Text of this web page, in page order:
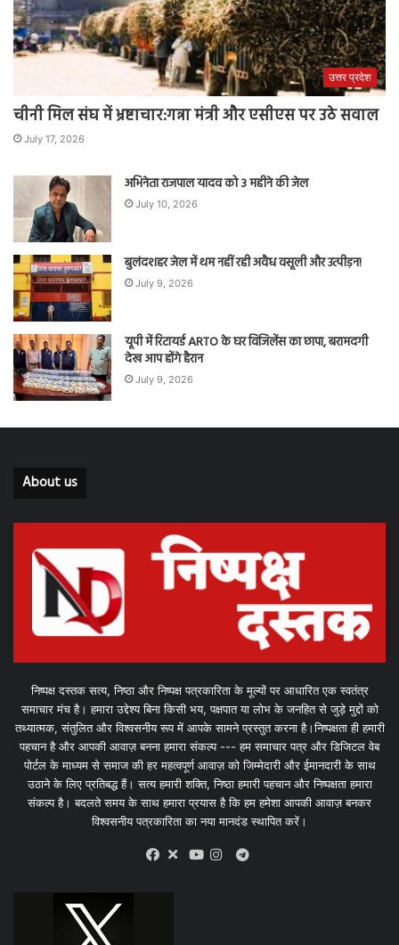
उत्तर प्रदेश
चीनी मिल संघ में भ्रष्टाचार:गन्ना मंत्री और एसीएस पर उठे सवाल
July 17, 2026
अभिनेता राजपाल यादव को 3 महीने की जेल
July 10, 2026
बुलंदशहर जेल में थम नहीं रही अवैध वसूली और उत्पीड़न!
July 9, 2026
यूपी में रिटायर्ड ARTO के घर विजिलेंस का छापा, बरामदगी
देख आप होंगे हैरान
July 9, 2026
About us
निष्पक्ष दस्तक सत्य, निष्ठा और निष्पक्ष पत्रकारिता के मूल्यों पर आधारित एक स्वतंत्र
समाचार मंच है। हमारा उद्देश्य बिना किसी भय, पक्षपात या लोभ के जनहित से जुड़े मुद्दों को
तथ्यात्मक, संतुलित और विश्वसनीय रूप में आपके सामने प्रस्तुत करना है।निष्पक्षता ही हमारी
पहचान है और आपकी आवाज़ बनना हमारा संकल्प --- हम समाचार पत्र और डिजिटल वेब
पोर्टल के माध्यम से समाज की हर महत्वपूर्ण आवाज़ को जिम्मेदारी और ईमानदारी के साथ
उठाने के लिए प्रतिबद्ध हैं। सत्य हमारी शक्ति, निष्ठा हमारी पहचान और निष्पक्षता हमारा
संकल्प है। बदलते समय के साथ हमारा प्रयास है कि हम हमेशा आपकी आवाज़ बनकर
विश्वसनीय पत्रकारिता का नया मानदंड स्थापित करें।
X
Telegram